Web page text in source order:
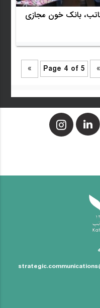
بانک خون مجازی
Page 4 of 5 «
»